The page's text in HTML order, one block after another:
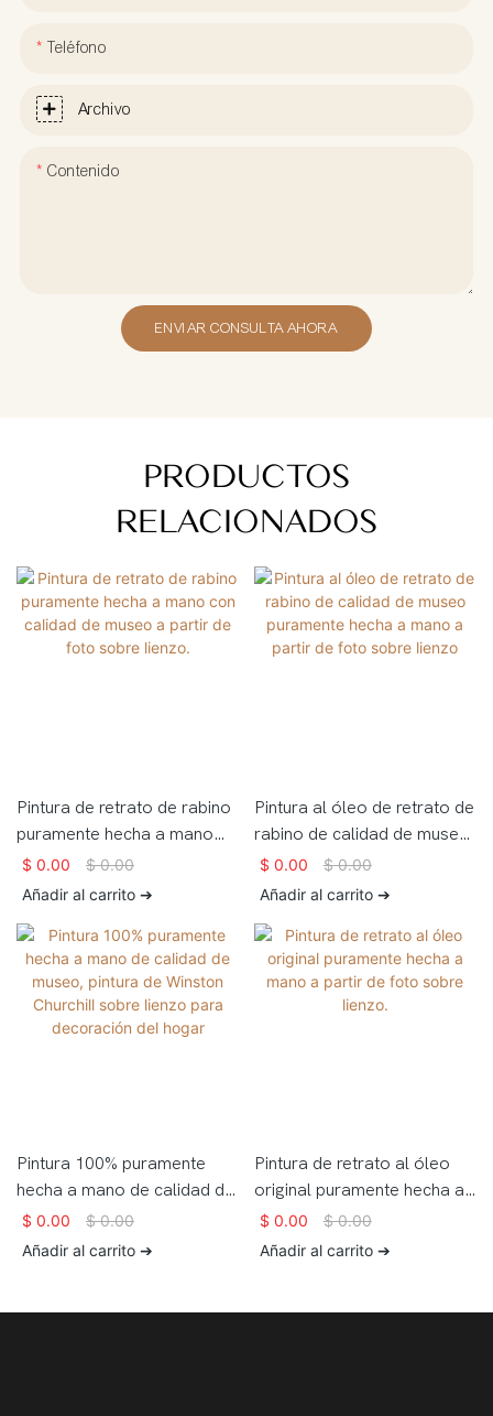
Teléfono
Archivo
Contenido
ENVIAR CONSULTA AHORA
PRODUCTOS
RELACIONADOS
Pintura de retrato de rabino
puramente hecha a mano
con calidad de museo a
partir de foto sobre lienzo.
$ 0.00 $0.00
Añadir al carrito ➔
Pintura al óleo de retrato de
rabino de calidad de museo
puramente hecha a mano a
partir de foto sobre lienzo
$ 0.00 $0.00
Añadir al carrito ➔
Pintura 100% puramente
hecha a mano de calidad de
museo, pintura de Winston
Churchill sobre lienzo para
$ 0.00 $0.00
Añadir al carrito ➔
Pintura de retrato al óleo
original puramente hecha a
mano a partir de foto sobre
lienzo.
$ 0.00 $0.00
Añadir al carrito ➔